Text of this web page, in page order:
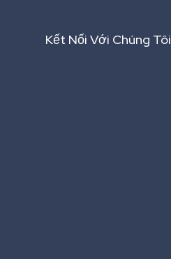
Kết Nối Với Chúng Tôi